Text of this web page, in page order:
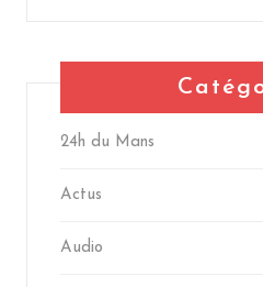
24h du Mans
Actus
Audio